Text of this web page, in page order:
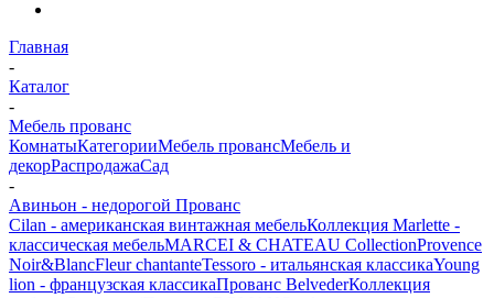
Главная
-
Каталог
-
Мебель прованс
КомнатыКатегорииМебель провансМебель и
декорРаспродажаСад
-
Авиньон - недорогой Прованс
Cilan - американская винтажная мебельКоллекция Marlette -
классическая мебельMARCEI & CHATEAU CollectionProvence
Noir&BlancFleur chantanteTessoro - итальянская классикаYoung
lion - французская классикаПрованс BelvederКоллекция